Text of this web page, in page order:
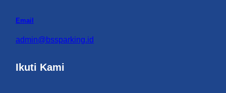
Email
admin@bssparking.id
Ikuti Kami